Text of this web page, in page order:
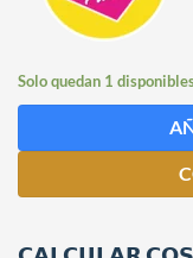
Solo quedan 1